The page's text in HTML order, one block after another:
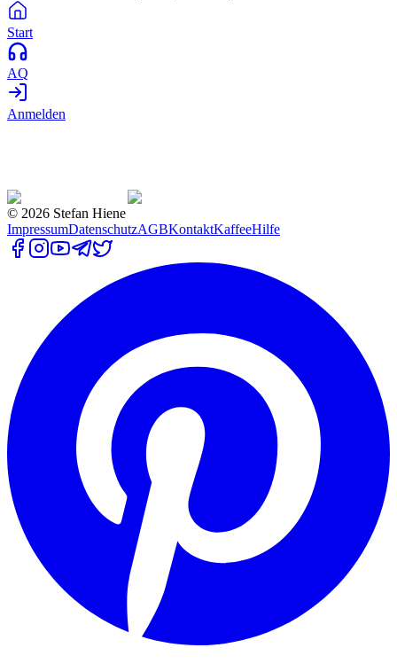
Start
AQ
Anmelden
© 2026 Stefan Hiene
ImpressumDatenschutzAGBKontaktKaffeeHilfe